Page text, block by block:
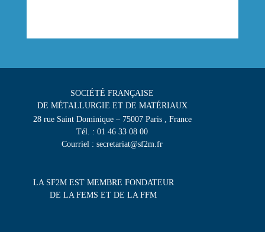
SOCIÉTÉ FRANÇAISE
DE MÉTALLURGIE ET DE MATÉRIAUX
28 rue Saint Dominique – 75007 Paris , France
Tél. : 01 46 33 08 00
Courriel : secretariat@sf2m.fr
LA SF2M EST MEMBRE FONDATEUR
DE LA FEMS ET DE LA FFM